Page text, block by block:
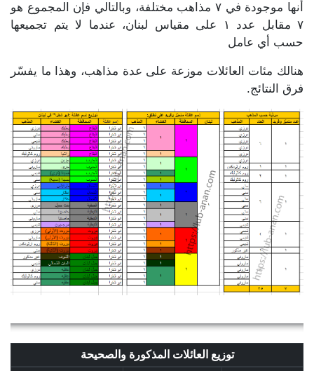
أنها موجودة في ٧ مذاهب مختلفة، وبالتالي فإن المجموع هو
٧ مقابل عدد ١ على مقياس لبنان، عندما لا يتم تجميعها
حسب أي عامل
هنالك مئات العائلات موزعة على عدة مذاهب، وهذا ما يفسّر
فرق النتائج.
توزيع العائلات المذكورة والصحيحة